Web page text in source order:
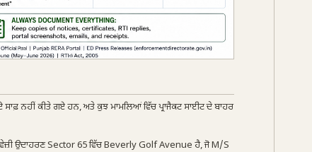
ਸਾਫ਼ ਨਹੀਂ ਕੀਤੇ ਗਏ ਹਨ, ਅਤੇ ਕੁਝ ਮਾਮਲਿਆਂ ਵਿੱਚ ਪ੍ਰਾਜੈਕਟ ਸਾਈਟ ਦੇ ਬਾਹਰ
ਉਦਾਹਰਣ Sector 65 ਵਿੱਚ Beverly Golf Avenue ਹੈ, ਜੋ M/S